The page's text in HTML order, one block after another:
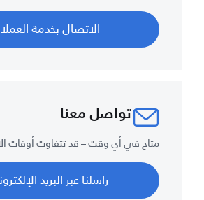
الاتصال بخدمة
تواصل معنا
متاح في أي وقت – قد تتفاوت أوقات
راسلنا عبر البريد